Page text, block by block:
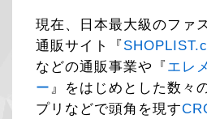
現在、日本最大級のファ
通販サイト『
などの通販事業や『エレ
ー 』をはじめとした数々
プリなどで頭角を現す